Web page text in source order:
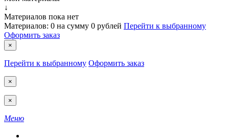
↓
Материалов пока нет
Материалов: 0 на сумму 0 рублей Перейти к выбранному
Оформить заказ
×
Перейти к выбранному Оформить заказ
×
×
Меню